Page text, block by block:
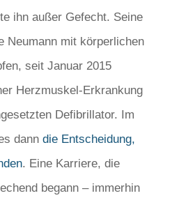
ihn außer Gefecht. Seine
Neumann mit körperlichen
seit Januar 2015
Herzmuskel-Erkrankung
Defibrillator. Im
dann die Entscheidung,
. Eine Karriere, die
begann – immerhin